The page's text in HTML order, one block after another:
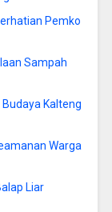
Pemko
Sampah
Kalteng
Warga
Liar